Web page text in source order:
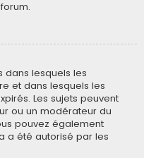
dans lesquels les
et dans lesquels les
Les sujets peuvent
ou un modérateur du
pouvez également
a été autorisé par les